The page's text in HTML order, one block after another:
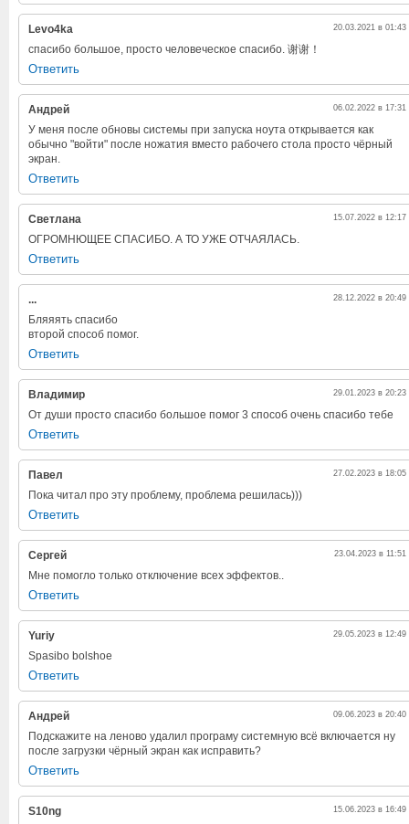
Levo4ka 20.03.2021 в 01:43
спасибо большое, просто человеческое спасибо. 谢谢！
Ответить
Андрей 06.02.2022 в 17:31
У меня после обновы системы при запуска ноута открывается как
обычно "войти" после ножатия вместо рабочего стола просто чёрный
экран.
Ответить
Светлана 15.07.2022 в 12:17
ОГРОМНЮЩЕЕ СПАСИБО. А ТО УЖЕ ОТЧАЯЛАСЬ.
Ответить
... 28.12.2022 в 20:49
Бляяять спасибо
второй способ помог.
Ответить
Владимир 29.01.2023 в 20:23
От души просто спасибо большое помог 3 способ очень спасибо тебе
Ответить
Павел 27.02.2023 в 18:05
Пока читал про эту проблему, проблема решилась)))
Ответить
Сергей 23.04.2023 в 11:51
Мне помогло только отключение всех эффектов..
Ответить
Yuriy 29.05.2023 в 12:49
Spasibo bolshoe
Ответить
Андрей 09.06.2023 в 20:40
Подскажите на леново удалил програму системную всё включается ну
после загрузки чёрный экран как исправить?
Ответить
S10ng 15.06.2023 в 16:49